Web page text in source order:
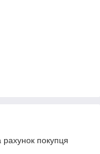
покупця